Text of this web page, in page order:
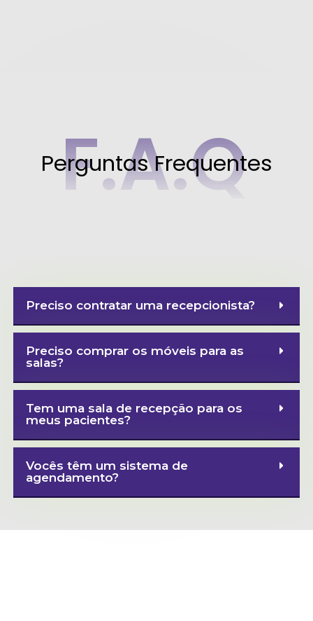
F.A.Q
Perguntas Frequentes
Preciso contratar uma recepcionista?
Preciso comprar os móveis para as
salas?
Tem uma sala de recepção para os
meus pacientes?
Vocês têm um sistema de
agendamento?